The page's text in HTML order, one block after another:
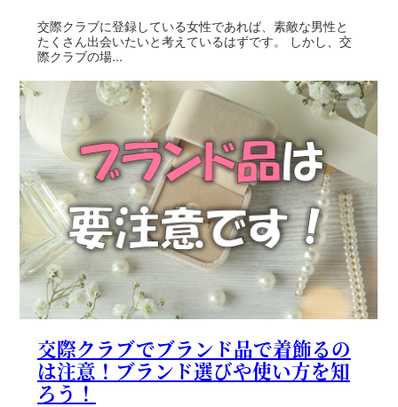
交際クラブに登録している女性であれば、素敵な男性と
たくさん出会いたいと考えているはずです。 しかし、交
際クラブの場...
交際クラブでブランド品で着飾るの
は注意！ブランド選びや使い方を知
ろう！